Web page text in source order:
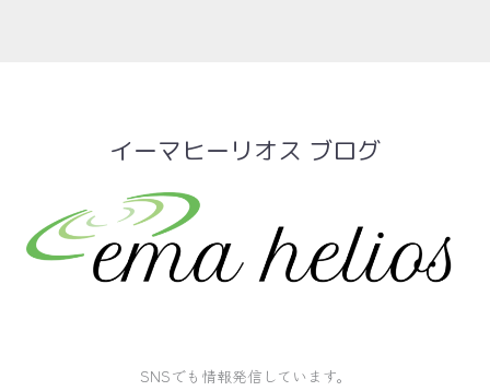
イーマヒーリオス ブログ
SNSでも情報発信しています。